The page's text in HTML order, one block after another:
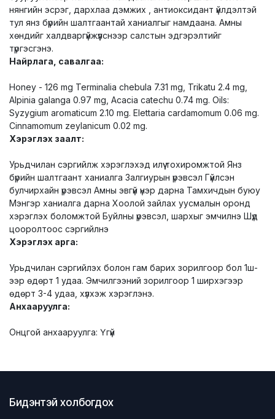
нянгийн эсрэг, дархлаа дэмжих , антиоксидант үйлдэлтэй
тул янз бүрийн шалтгаантай ханиалгыг намдаана. Амны
хөндийг халдваргүйжүүлснээр салстын эдгэрэлтийг
түргэсгэнэ.
Найрлага, савалгаа:
Honey - 126 mg Terminalia chebula 7.31 mg, Trikatu 2.4 mg,
Alpinia galanga 0.97 mg, Acacia catechu 0.74 mg. Oils:
Syzygium aromaticum 2.10 mg. Elettaria cardamomum 0.06 mg.
Cinnamomum zeylanicum 0.02 mg.
Хэрэглэх заалт:
Урьдчилан сэргийлж хэрэглэхэд илүү тохиромжтой Янз
бүрийн шалтгаант ханиалга Залгиурын үрэвсэл Гүйлсэн
булчирхайн үрэвсэл Амны эвгүй үнэр дарна Тамхичдын буюу
Мэнгэр ханиалга дарна Хоолой зайлах уусмалын оронд
хэрэглэх боломжтой Буйлны үрэвсэл, шархыг эмчилнэ Шүд
цооролтоос сэргийлнэ
Хэрэглэх арга:
Урьдчилан сэргийлэх болон гам барих зорилгоор бол 1ш-
ээр өдөрт 1 удаа. Эмчилгээний зорилгоор 1 ширхэгээр
өдөрт 3-4 удаа, хүлхэж хэрэглэнэ.
Анхааруулга:
Онцгой анхааруулга: Үгүй
Бидэнтэй холбогдох